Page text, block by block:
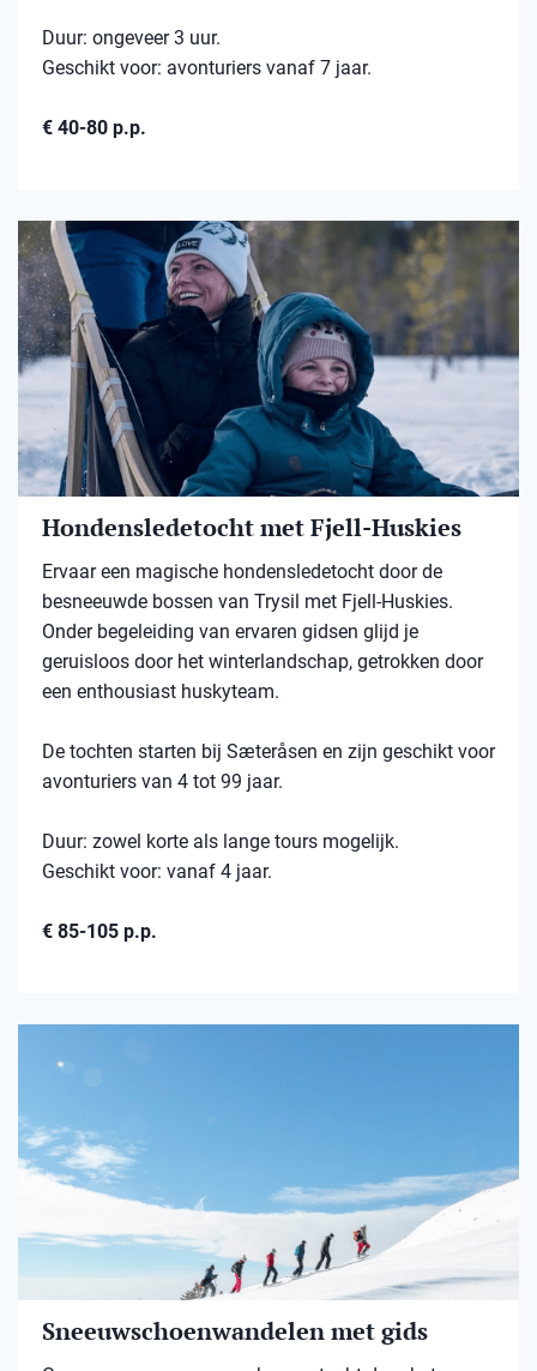
Duur: ongeveer 3 uur.
Geschikt voor: avonturiers vanaf 7 jaar.
€ 40-80 p.p.
Hondensledetocht met Fjell-Huskies
Ervaar een magische hondensledetocht door de
besneeuwde bossen van Trysil met Fjell-Huskies.
Onder begeleiding van ervaren gidsen glijd je
geruisloos door het winterlandschap, getrokken door
een enthousiast huskyteam.
De tochten starten bij Sæteråsen en zijn geschikt voor
avonturiers van 4 tot 99 jaar.
Duur: zowel korte als lange tours mogelijk.
Geschikt voor: vanaf 4 jaar.
€ 85-105 p.p.
Sneeuwschoenwandelen met gids